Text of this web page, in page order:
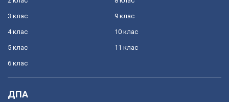
3 клас
4 клас
5 клас
6 клас
9 клас
10 клас
11 клас
ДПА